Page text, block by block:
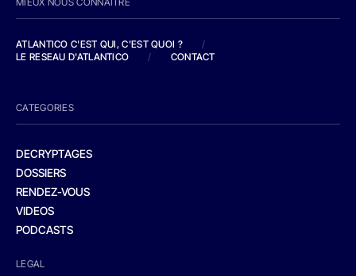
ATLANTICO C'EST QUI, C'EST QUOI ?
/
LE RESEAU D'ATLANTICO
/ CONTACT
CATEGORIES
DECRYPTAGES
DOSSIERS
RENDEZ-VOUS
VIDEOS
PODCASTS
LEGAL